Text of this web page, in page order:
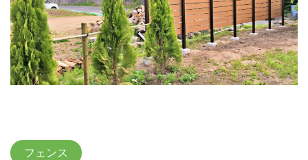
フェンス